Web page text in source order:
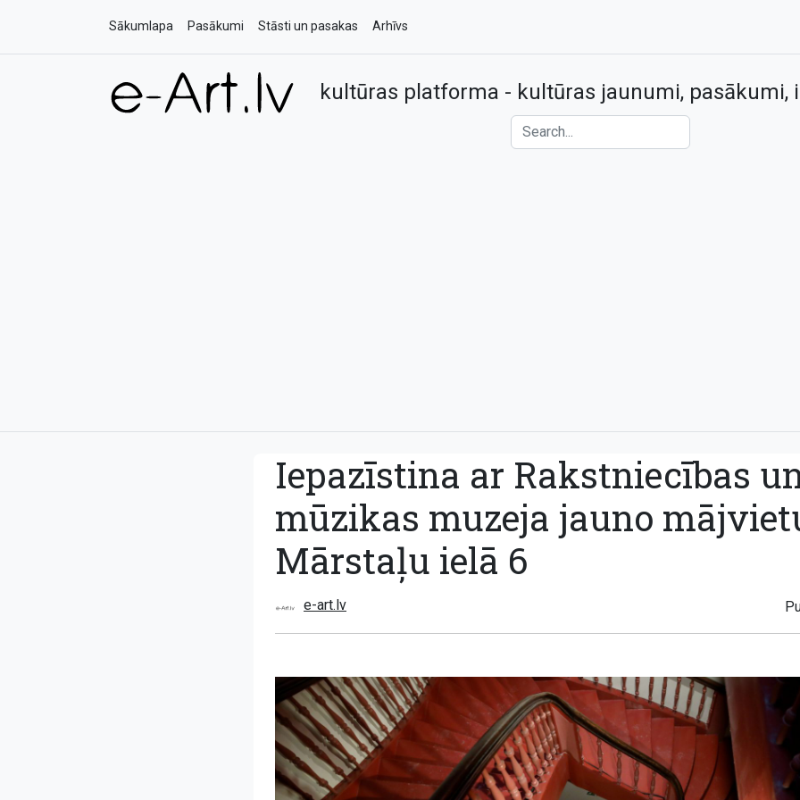
Sākumlapa Pasākumi Stāsti un pasakas Arhīvs
kultūras platforma - kultūras jaunumi, pasākumi,
Iepazīstina ar Rakstniecības
mūzikas muzeja jauno
Mārstaļu ielā 6
e-art.lv